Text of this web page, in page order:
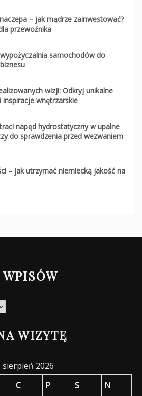
– jak mądrze zainwestować?
przewoźnika
samochodów do
wizji: Odkryj unikalne
inspiracje wnętrzarskie
napęd hydrostatyczny w upalne
do sprawdzenia przed wezwaniem
– jak utrzymać niemiecką jakość na
WIZYTĘ
sierpień 2026
C P S
N